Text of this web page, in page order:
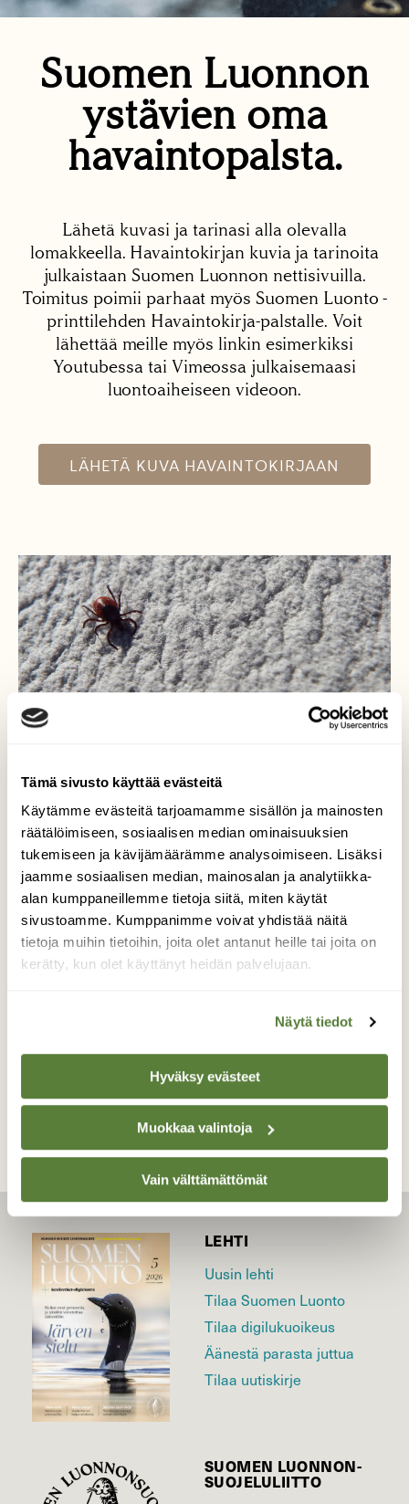
Tämä sivusto käyttää evästeitä
Käytämme evästeitä tarjoamamme sisällön ja mainosten
räätälöimiseen, sosiaalisen median ominaisuuksien
tukemiseen ja kävijämäärämme analysoimiseen. Lisäksi
jaamme sosiaalisen median, mainosalan ja analytiikka-
alan kumppaneillemme tietoja siitä, miten käytät
sivustoamme. Kumppanimme voivat yhdistää näitä
tietoja muihin tietoihin, joita olet antanut heille tai joita on
kerätty, kun olet käyttänyt heidän palvelujaan.
Näytä tiedot
Hyväksy evästeet
Muokkaa valintoja
Vain välttämättömät
Suomen Luonnon
ystävien oma
havaintopalsta.
Lähetä kuvasi ja tarinasi alla olevalla
lomakkeella. Havaintokirjan kuvia ja tarinoita
julkaistaan Suomen Luonnon nettisivuilla.
Toimitus poimii parhaat myös Suomen Luonto -
printtilehden Havaintokirja-palstalle. Voit
lähettää meille myös linkin esimerkiksi
Youtubessa tai Vimeossa julkaisemaasi
luontoaiheiseen videoon.
LÄHETÄ KUVA HAVAINTOKIRJAAN
Taigapunkki
Toinen kuva punkista.
TAKAISIN LISTAAN
LEHTI
Uusin lehti
Tilaa Suomen Luonto
Tilaa digilukuoikeus
Äänestä parasta juttua
Tilaa uutiskirje
SUOMEN LUONNON­
SUOJELU­LIITTO